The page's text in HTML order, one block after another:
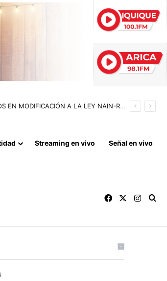
EN FISCALIZACIÓN NOCTURNA
Streaming en vivo Señal en vivo
Facebook